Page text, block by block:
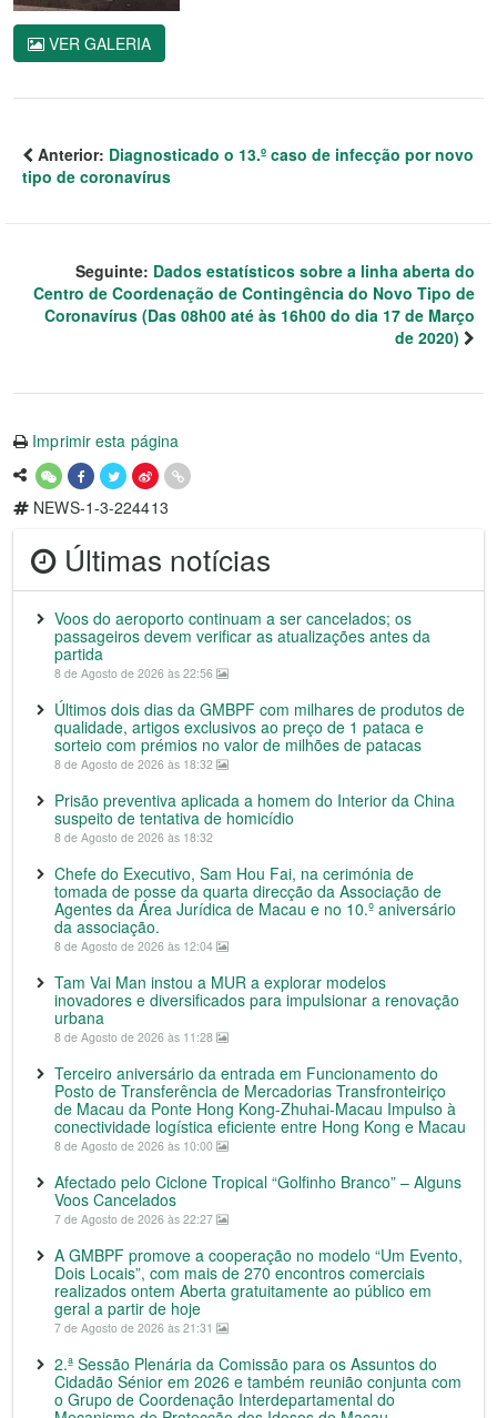
VER GALERIA
Anterior: Diagnosticado o 13.º caso de infecção por novo
tipo de coronavírus
Seguinte: Dados estatísticos sobre a linha aberta do
Centro de Coordenação de Contingência do Novo Tipo de
Coronavírus (Das 08h00 até às 16h00 do dia 17 de Março
de 2020)
Imprimir esta página
NEWS-1-3-224413
Últimas notícias
Voos do aeroporto continuam a ser cancelados; os
passageiros devem verificar as atualizações antes da
partida
8 de Agosto de 2026 às 22:56
Últimos dois dias da GMBPF com milhares de produtos de
qualidade, artigos exclusivos ao preço de 1 pataca e
sorteio com prémios no valor de milhões de patacas
8 de Agosto de 2026 às 18:32
Prisão preventiva aplicada a homem do Interior da China
suspeito de tentativa de homicídio
8 de Agosto de 2026 às 18:32
Chefe do Executivo, Sam Hou Fai, na cerimónia de
tomada de posse da quarta direcção da Associação de
Agentes da Área Jurídica de Macau e no 10.º aniversário
da associação.
8 de Agosto de 2026 às 12:04
Tam Vai Man instou a MUR a explorar modelos
inovadores e diversificados para impulsionar a renovação
urbana
8 de Agosto de 2026 às 11:28
Terceiro aniversário da entrada em Funcionamento do
Posto de Transferência de Mercadorias Transfronteiriço
de Macau da Ponte Hong Kong-Zhuhai-Macau Impulso à
conectividade logística eficiente entre Hong Kong e Macau
8 de Agosto de 2026 às 10:00
Afectado pelo Ciclone Tropical “Golfinho Branco” – Alguns
Voos Cancelados
7 de Agosto de 2026 às 22:27
A GMBPF promove a cooperação no modelo “Um Evento,
Dois Locais”, com mais de 270 encontros comerciais
realizados ontem Aberta gratuitamente ao público em
geral a partir de hoje
7 de Agosto de 2026 às 21:31
2.ª Sessão Plenária da Comissão para os Assuntos do
Cidadão Sénior em 2026 e também reunião conjunta com
o Grupo de Coordenação Interdepartamental do